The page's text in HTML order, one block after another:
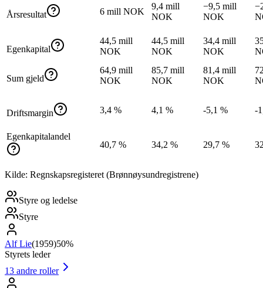
Årsresultat 6 mill NOK
9,4 mill
NOK
−9,5 mill
NOK
Egenkapital
44,5 mill
NOK
44,5 mill
NOK
34,4 mill
NOK
Sum gjeld
64,9 mill
NOK
85,7 mill
NOK
81,4 mill
NOK
Driftsmargin 3,4 % 4,1 % -5,1 % -
Egenkapitalandel
40,7 %
34,2 % 29,7 %
Kilde: Regnskapsregisteret (Brønnøysundregistrene)
Styre og ledelse
Styre
Alf Lie(1959)50%
Styrets leder
13 andre roller